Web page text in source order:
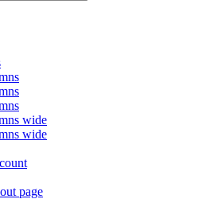
wide
wide
page